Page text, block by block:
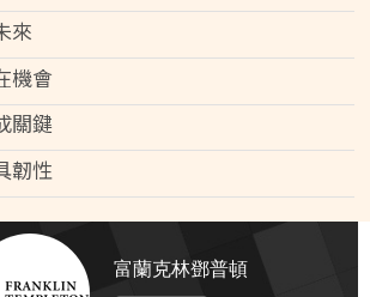
來
機會
關鍵
韌性
富蘭克林鄧普頓